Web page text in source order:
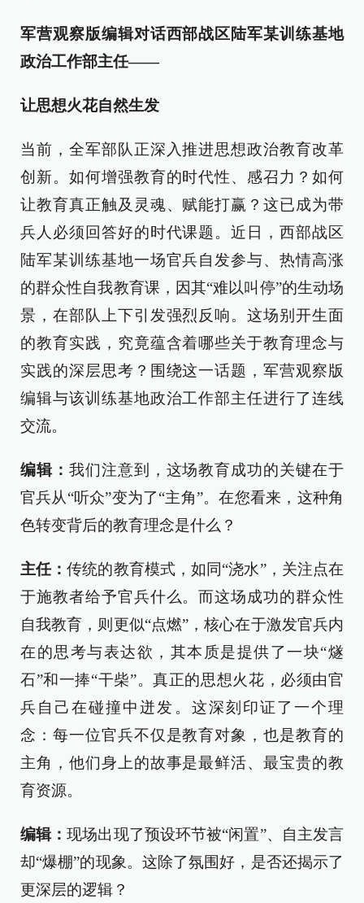
军营观察版编辑对话西部战区陆军某训练基地
政治工作部主任——
让思想火花自然生发
当前，全军部队正深入推进思想政治教育改革
创新。如何增强教育的时代性、感召力？如何
让教育真正触及灵魂、赋能打赢？这已成为带
兵人必须回答好的时代课题。近日，西部战区
陆军某训练基地一场官兵自发参与、热情高涨
的群众性自我教育课，因其“难以叫停”的生动场
景，在部队上下引发强烈反响。这场别开生面
的教育实践，究竟蕴含着哪些关于教育理念与
实践的深层思考？围绕这一话题，军营观察版
编辑与该训练基地政治工作部主任进行了连线
交流。
编辑： 我们注意到，这场教育成功的关键在于
官兵从“听众”变为了“主角”。在您看来，这种角
色转变背后的教育理念是什么？
主任：传统的教育模式，如同“浇水”，关注点在
于施教者给予官兵什么。而这场成功的群众性
自我教育，则更似“点燃”，核心在于激发官兵内
在的思考与表达欲，其本质是提供了一块“燧
石”和一捧“干柴”。真正的思想火花，必须由官
兵自己在碰撞中迸发。这深刻印证了一个理
念：每一位官兵不仅是教育对象，也是教育的
主角，他们身上的故事是最鲜活、最宝贵的教
育资源。
编辑：现场出现了预设环节被“闲置”、自主发言
却“爆棚”的现象。这除了氛围好，是否还揭示了
更深层的逻辑？